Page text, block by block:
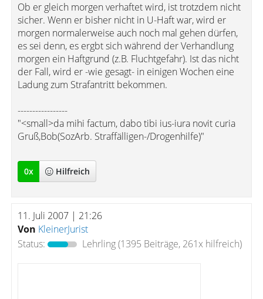
Ob er gleich morgen verhaftet wird, ist trotzdem nicht
sicher. Wenn er bisher nicht in U-Haft war, wird er
morgen normalerweise auch noch mal gehen dürfen,
es sei denn, es ergbt sich während der Verhandlung
morgen ein Haftgrund (z.B. Fluchtgefahr). Ist das nicht
der Fall, wird er -wie gesagt- in einigen Wochen eine
Ladung zum Strafantritt bekommen.
-----------------
"<small>da mihi factum, dabo tibi ius-iura novit curia
Gruß,Bob(SozArb. Straffälligen-/Drogenhilfe)"
0x Hilfreich
11. Juli 2007 | 21:26
Von KleinerJurist
Status:
Lehrling(1395 Beiträge, 261x hilfreich)